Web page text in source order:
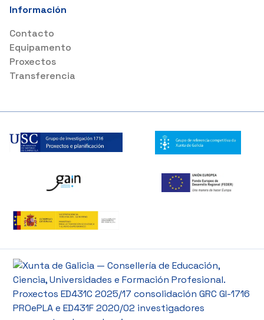
Información
Contacto
Equipamento
Proxectos
Transferencia